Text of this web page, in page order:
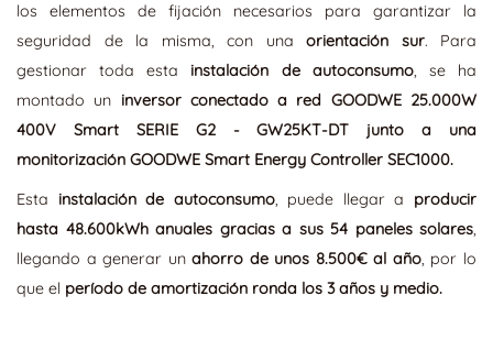
los elementos de fijación necesarios para garantizar la
seguridad de la misma, con una orientación sur. Para
gestionar toda esta instalación de autoconsumo, se ha
montado un inversor conectado a red GOODWE 25.000W
400V Smart SERIE G2 - GW25KT-DT junto a una
monitorización GOODWE Smart Energy Controller SEC1000.
Esta instalación de autoconsumo, puede llegar a producir
hasta 48.600kWh anuales gracias a sus 54 paneles solares,
llegando a generar unahorro de unos 8.500€ al año, por lo
que el período de amortización ronda los 3 años y medio.